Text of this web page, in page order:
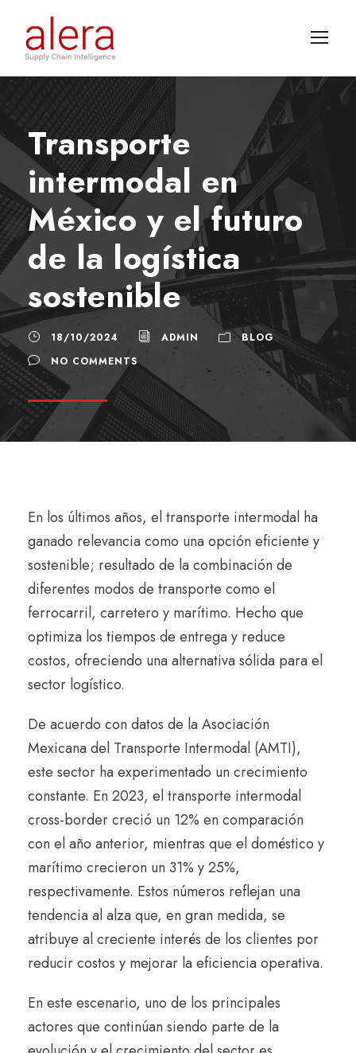
Transporte
intermodal en
México y el futuro
de la logística
sostenible
18/10/2024 ADMIN
BLOG
NO COMMENTS
En los últimos años, el transporte intermodal ha
ganado relevancia como una opción eficiente y
sostenible; resultado de la combinación de
diferentes modos de transporte como el
ferrocarril, carretero y marítimo. Hecho que
optimiza los tiempos de entrega y reduce
costos, ofreciendo una alternativa sólida para el
sector logístico.
De acuerdo con datos de la Asociación
Mexicana del Transporte Intermodal (AMTI),
este sector ha experimentado un crecimiento
constante. En 2023, el transporte intermodal
cross-border creció un 12% en comparación
con el año anterior, mientras que el doméstico y
marítimo crecieron un 31% y 25%,
respectivamente. Estos números reflejan una
tendencia al alza que, en gran medida, se
atribuye al creciente interés de los clientes por
reducir costos y mejorar la eficiencia operativa.
En este escenario, uno de los principales
actores que continúan siendo parte de la